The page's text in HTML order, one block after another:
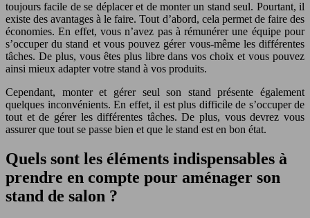
toujours facile de se déplacer et de monter un stand seul. Pourtant, il
existe des avantages à le faire. Tout d’abord, cela permet de faire des
économies. En effet, vous n’avez pas à rémunérer une équipe pour
s’occuper du stand et vous pouvez gérer vous-même les différentes
tâches. De plus, vous êtes plus libre dans vos choix et vous pouvez
ainsi mieux adapter votre stand à vos produits.
Cependant, monter et gérer seul son stand présente également
quelques inconvénients. En effet, il est plus difficile de s’occuper de
tout et de gérer les différentes tâches. De plus, vous devrez vous
assurer que tout se passe bien et que le stand est en bon état.
Quels sont les éléments indispensables à
prendre en compte pour aménager son
stand de salon ?